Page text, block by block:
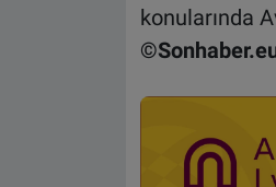
konularında